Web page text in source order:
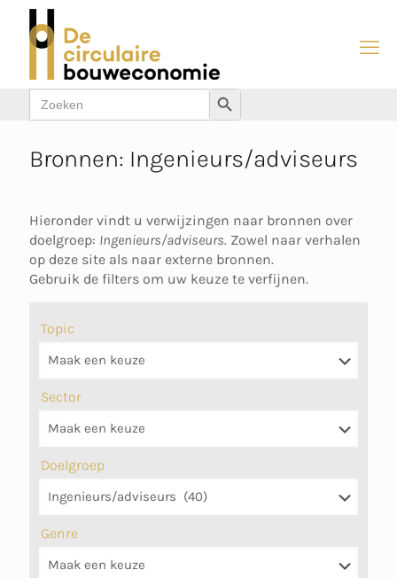
Zoek
naar:
Zoekknop
Bronnen: Ingenieurs/adviseurs
Hieronder vindt u verwijzingen naar bronnen over
doelgroep: Ingenieurs/adviseurs. Zowel naar verhalen
op deze site als naar externe bronnen.
Gebruik de filters om uw keuze te verfijnen.
Topic
Sector
Doelgroep
Genre